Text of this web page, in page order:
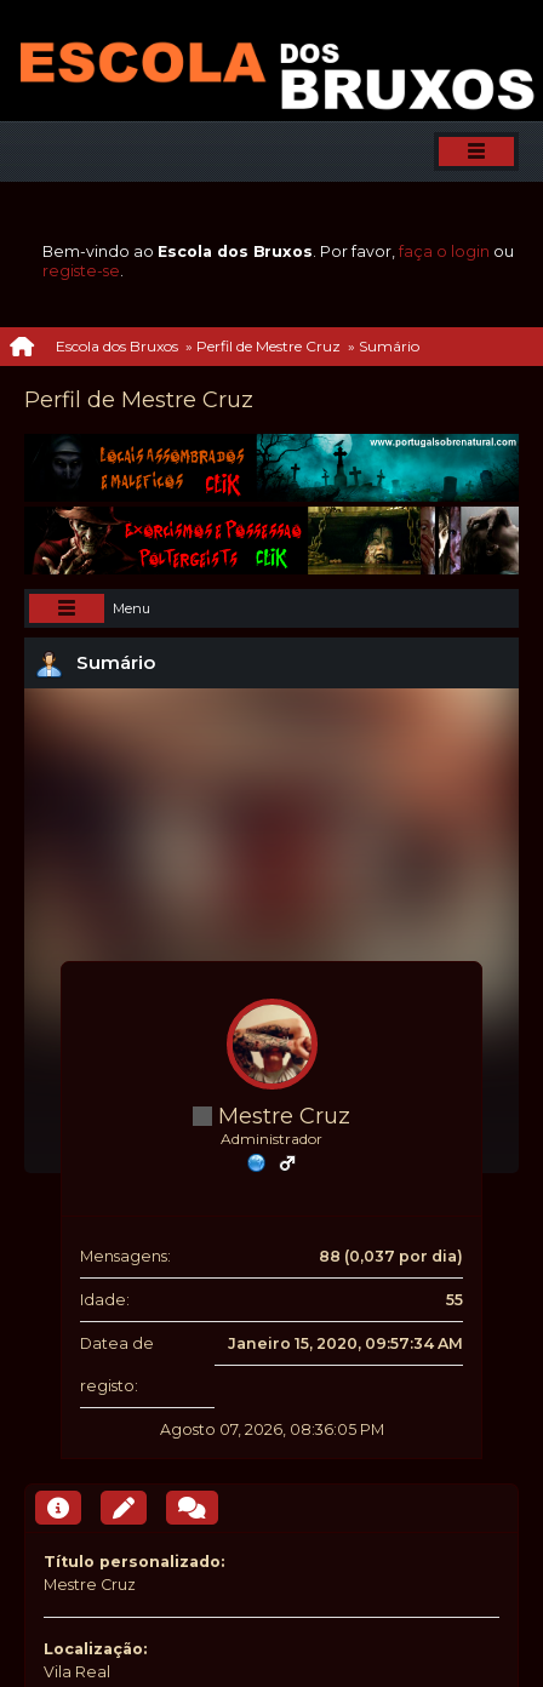
Bem-vindo ao Escola dos Bruxos. Por favor, faça o login ou
registe-se.
Escola dos Bruxos » Perfil de Mestre Cruz » Sumário
Perfil de Mestre Cruz
Menu
Sumário
Mestre Cruz
Administrador
Mensagens: 88 (0,037 por dia)
Idade: 55
Datea de
registo:
Janeiro 15, 2020, 09:57:34 AM
Agosto 07, 2026, 08:36:05 PM
Título personalizado:
Mestre Cruz
Localização:
Vila Real